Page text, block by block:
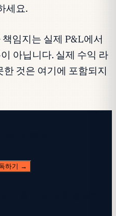
세요.
책임지는 실제 P&L에서
아닙니다. 실제 수익 라
것은 여기에 포함되지
하기 →